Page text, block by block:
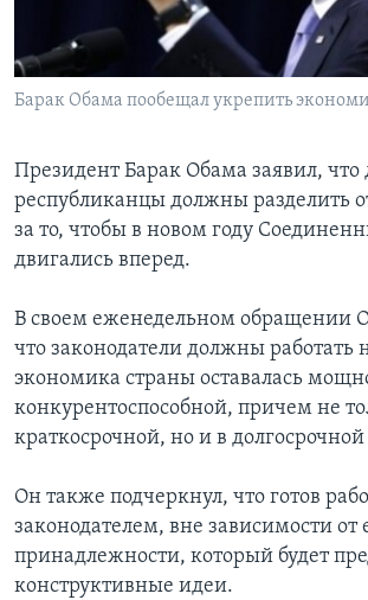
Learning English
СОЦИАЛЬНЫЕ СЕТИ
Языки
Барак Обама пообещал укрепить
Президент Барак Обама заявил,
республиканцы должны разделить
за то, чтобы в новом году
двигались вперед.
В своем еженедельном обращении
что законодатели должны работать
экономика страны оставалась
конкурентоспособной, причем не
краткосрочной, но и в
Он также подчеркнул, что готов
законодателем, вне зависимости от
принадлежности, который будет
конструктивные идеи.